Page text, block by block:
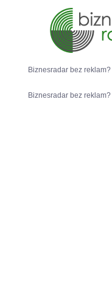
Biznesradar bez reklam?
Biznesradar bez reklam?